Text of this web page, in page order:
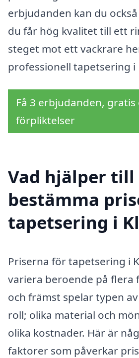
erbjudanden kan du
du får hög kvalitet till ett
steget mot ett vackrare
professionell tapetsering i
Få 3 erbjudanden,
förpliktelser
Vad hjälper
bestämma
tapetsering i
Priserna för tapetsering i
variera beroende på flera
och främst spelar typen
roll; olika material och
olika kostnader. Här är
faktorer som påverkar